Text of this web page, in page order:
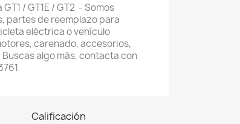
/ GT1E / GT2 - Somos
partes de reemplazo para
eléctrica o vehículo
carenado, accesorios,
algo más, contacta con
Calificación